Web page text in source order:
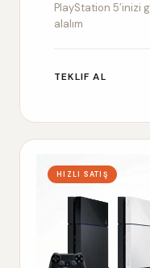
PlayStation 5’inizi
alalım
TEKLIF AL
HIZLI SATIŞ